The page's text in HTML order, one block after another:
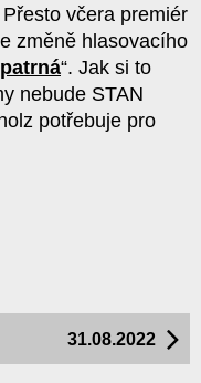
včera premiér
změně hlasovacího
“. Jak si to
nebude STAN
potřebuje pro
31.08.2022